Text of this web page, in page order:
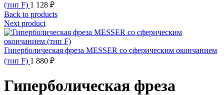
(тип F) 1 128 ₽
Back to products
Next product
Гиперболическая фреза MESSER со сферическим окончанием
(тип F) 1 880 ₽
Гиперболическая фреза